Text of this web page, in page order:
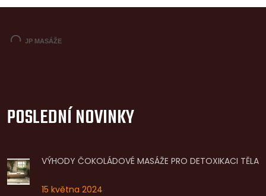
POSLEDNÍ NOVINKY
VÝHODY ČOKOLÁDOVÉ MASÁŽE PRO DETOXIKACI TĚLA
15 května 2024